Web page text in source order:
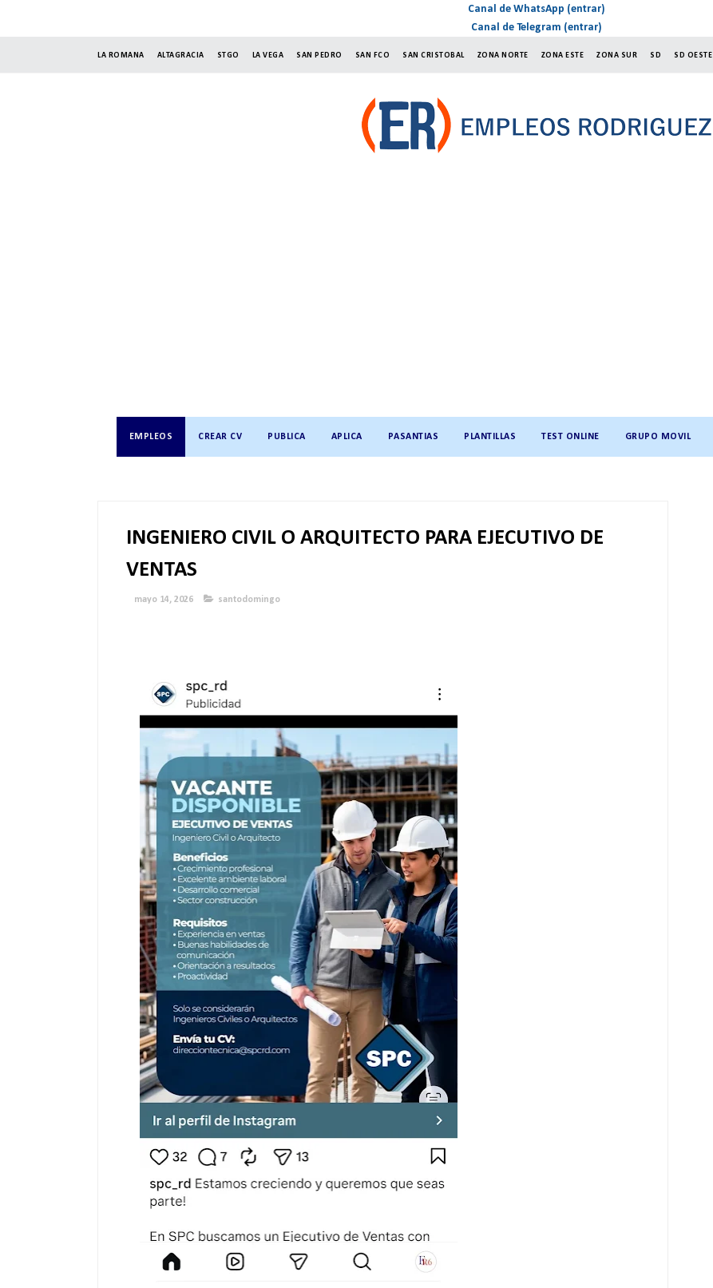
Canal de WhatsApp (entrar)
Canal de Telegram (entrar)
LA ROMANA ALTAGRACIA STGO LA VEGA SAN PEDRO SAN FCO SAN CRISTOBAL ZONA NORTE ZONA ESTE ZONA SUR SD SD OESTE
EMPLEOS CREAR CV PUBLICA APLICA PASANTIAS PLANTILLAS TEST ONLINE GRUPO MOVIL
INGENIERO CIVIL O ARQUITECTO PARA EJECUTIVO DE
VENTAS
mayo 14, 2026 santodomingo